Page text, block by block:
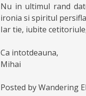
Nu in ultimul rand
ironia si spiritul
Iar tie, iubite
Ca intotdeauna,
Mihai
Posted byWandering